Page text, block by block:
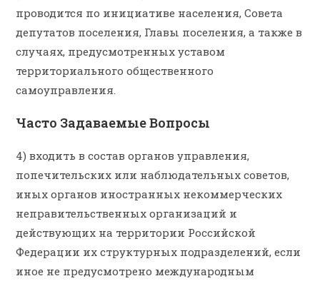
проводится по инициативе населения, Совета
депутатов поселения, Главы поселения, а также в
случаях, предусмотренных уставом
территориального общественного
самоуправления.
Часто Задаваемые Вопросы
4) входить в состав органов управления,
попечительских или наблюдательных советов,
иных органов иностранных некоммерческих
неправительственных организаций и
действующих на территории Российской
Федерации их структурных подразделений, если
иное не предусмотрено международным